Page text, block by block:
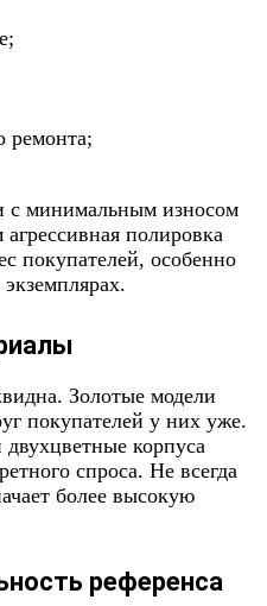
ремонта;
с минимальным износом
полировка
покупателей, особенно
Золотые модели
покупателей у них уже.
корпуса
спроса. Не всегда
более высокую
референса